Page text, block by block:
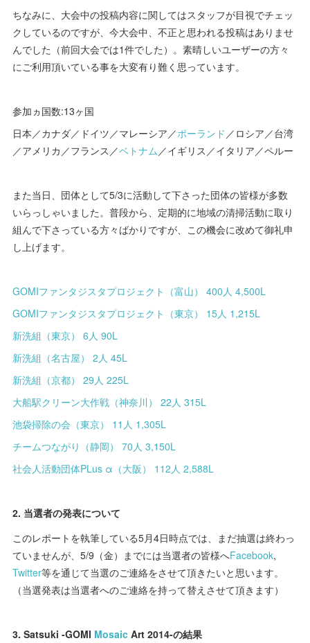
ちなみに、大会中の投稿内容に関してはスタッフが目視でチェッ
クしているのですが、今大会中、不正と思われる投稿はありませ
んでした（前回大会では1件でした）。素晴しいユーザーの方々
にご利用頂いている事を大変有り難く思っています。
参加ヵ国数:13ヶ国
日本／カナダ／ドイツ／マレーシア／ポーランド ／ロシア／台湾
／アメリカ／フランス／ベトナム ／イギリス／イタリア／ペルー
また当日、団体として5/3に活動して下さった団体の皆様が多数
いらっしゃいました。普段から、定期的に地域の清掃活動に取り
組んで下さっている方々ばかりですが、この機会に改めて御礼申
し上げます。
GOMIファンタジスタプロジェクト（富山） 400人 4,500L
GOMIファンタジスタプロジェクト（東京） 15人 1,215L
新洗組（東京） 6人 90L
新洗組（名古屋） 2人 45L
新洗組（京都） 29人 225L
大船駅クリーン大作戦（神奈川） 22人 315L
池袋掃除の会（東京） 11人 1,305L
チームつながり（静岡） 70人 3,150L
社会人活動団体PLus α（大阪） 112人 2,588L
2. 当選者の発表について
このレポートを執筆している5月4日時点では、まだ抽選は終わっ
ていませんが、5/9（金）までには当選者の皆様へFacebook,
Twitter等を通じて当選のご連絡をさせて頂きたいと思います。
（当選発表は当選者へのご連絡を持って替えさせて頂きます）
3. Satsuki -GOMI Mosaic Art 2014-の結果